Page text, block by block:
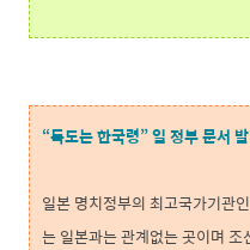
“독도는 한국령” 일 정부 문서
일본 명치정부의 최고국가기관
는 일본과는 관계없는 곳이며